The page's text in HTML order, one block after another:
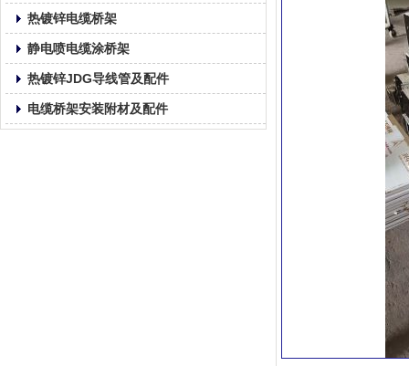
热镀锌电缆桥架
静电喷电缆涂桥架
热镀锌JDG导线管及配件
电缆桥架安装附材及配件